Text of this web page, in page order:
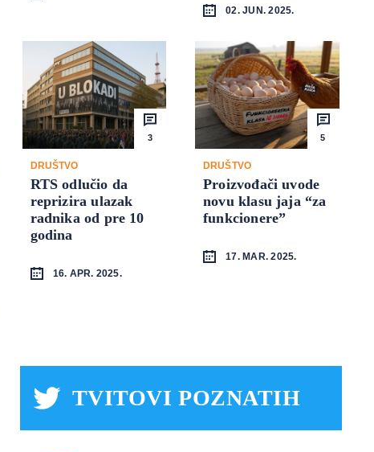
02. JUN. 2025.
3
DRUŠTVO
RTS odlučio da
reprizira ulazak
radnika od pre 10
godina
16. APR. 2025.
5
DRUŠTVO
Proizvođači uvode
novu klasu jaja “za
funkcionere”
17. MAR. 2025.
TVITOVI POZNATIH